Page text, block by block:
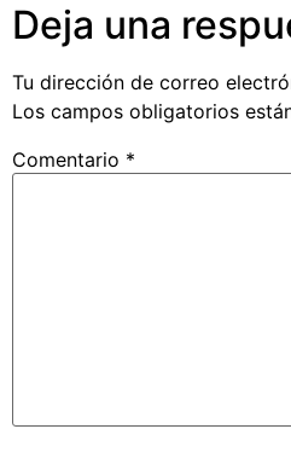
Deja una
Tu dirección de correo
Los campos obligatorios
Comentario *